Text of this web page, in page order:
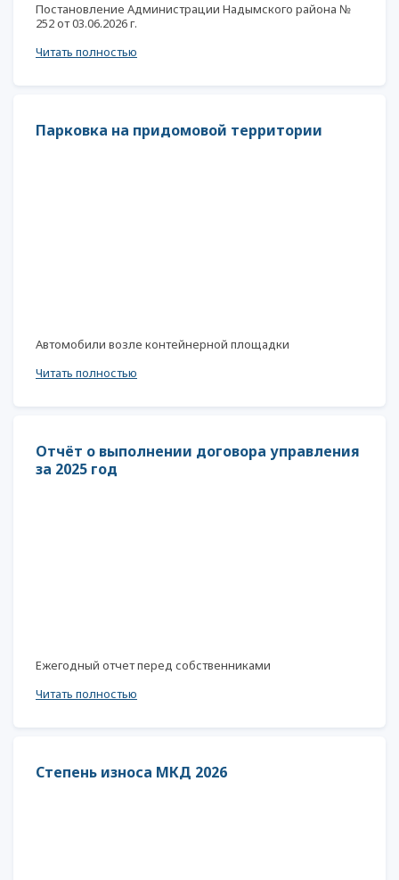
Постановление Администрации Надымского района №
252 от 03.06.2026 г.
Читать полностью
Парковка на придомовой территории
Автомобили возле контейнерной площадки
Читать полностью
Отчёт о выполнении договора управления
за 2025 год
Ежегодный отчет перед собственниками
Читать полностью
Степень износа МКД 2026